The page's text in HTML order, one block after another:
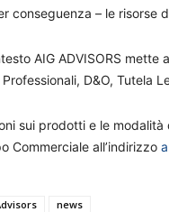
conseguenza – le risorse
AIG ADVISORS
D&O, Tutela
sui prodotti e le
Commerciale all’indirizzo
news